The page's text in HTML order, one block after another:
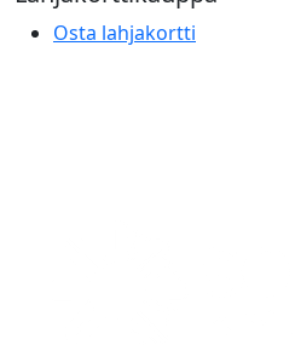
Osta lahjakortti